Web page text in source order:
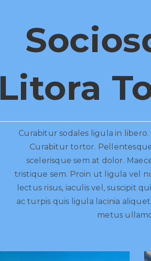
Litora
Curabitur sodales ligula in libero.
Curabitur tortor.
scelerisque sem at dolor.
tristique sem. Proin ut ligula vel
lectus risus, iaculis vel, suscipit
ac turpis quis ligula lacinia
metus